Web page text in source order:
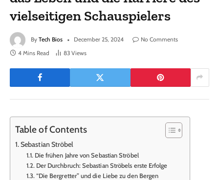
vielseitigen Schauspielers
By Tech Bios December 25, 2024
No Comments
4 Mins Read
83 Views
Table of Contents
Sebastian Ströbel
Die frühen Jahre von Sebastian Ströbel
Der Durchbruch: Sebastian Ströbels erste Erfolge
“Die Bergretter” und die Liebe zu den Bergen